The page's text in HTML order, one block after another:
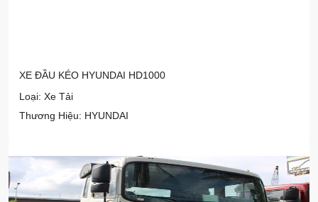
XE ĐẦU KÉO HYUNDAI HD1000
Loại: Xe Tải
Thương Hiệu: HYUNDAI